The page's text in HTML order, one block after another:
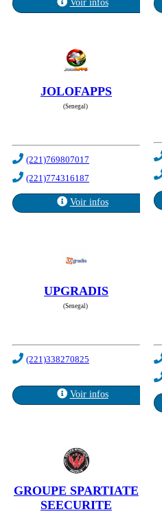
Voir infos
JOLOFAPPS
(Senegal)
(221)769807017
(221)774316187
Voir infos
UPGRADIS
(Senegal)
(221)338270825
Voir infos
GROUPE SPARTIATE
SEECURITE